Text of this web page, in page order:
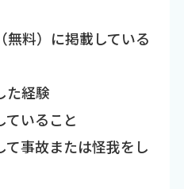
料）に掲載している
た経験
ていること
て事故または怪我をし